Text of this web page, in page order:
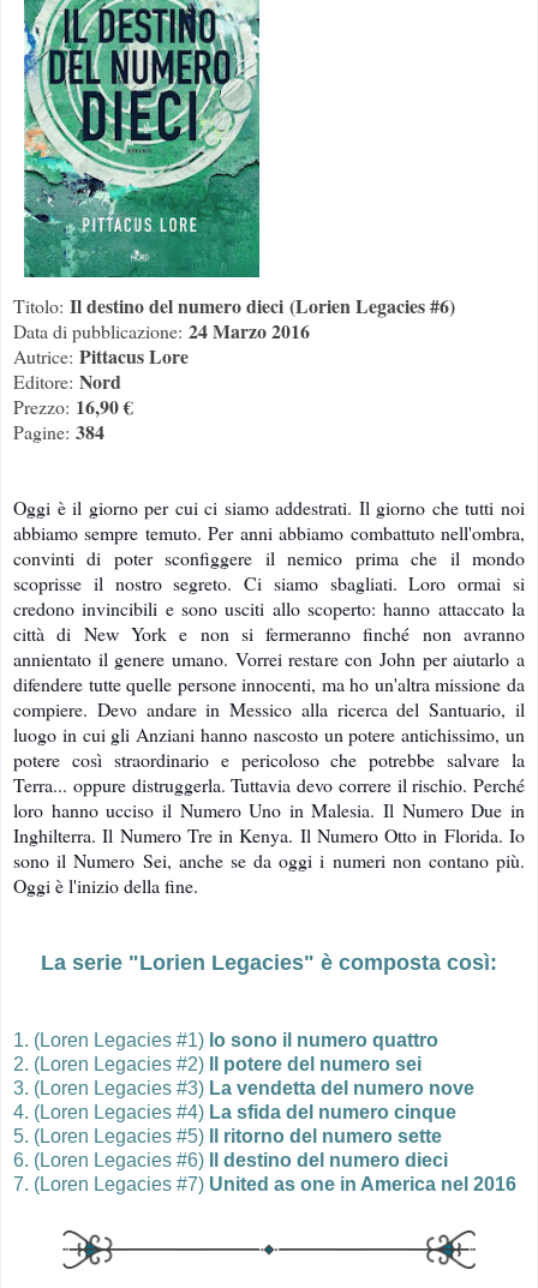
Titolo: Il destino del numero dieci (Lorien Legacies #6)
Data di pubblicazione: 24 Marzo 2016
Autrice: Pittacus Lore
Editore: Nord
Prezzo: 16,90 €
Pagine: 384
Oggi è il giorno per cui ci siamo addestrati. Il giorno che tutti noi
abbiamo sempre temuto. Per anni abbiamo combattuto nell'ombra,
convinti di poter sconfiggere il nemico prima che il mondo
scoprisse il nostro segreto. Ci siamo sbagliati. Loro ormai si
credono invincibili e sono usciti allo scoperto: hanno attaccato la
città di New York e non si fermeranno finché non avranno
annientato il genere umano. Vorrei restare con John per aiutarlo a
difendere tutte quelle persone innocenti, ma ho un'altra missione da
compiere. Devo andare in Messico alla ricerca del Santuario, il
luogo in cui gli Anziani hanno nascosto un potere antichissimo, un
potere così straordinario e pericoloso che potrebbe salvare la
Terra... oppure distruggerla. Tuttavia devo correre il rischio. Perché
loro hanno ucciso il Numero Uno in Malesia. Il Numero Due in
Inghilterra. Il Numero Tre in Kenya. Il Numero Otto in Florida. Io
sono il Numero Sei, anche se da oggi i numeri non contano più.
Oggi è l'inizio della fine.
La serie "Lorien Legacies" è composta così:
1. (Loren Legacies #1) Io sono il numero quattro
2. (Loren Legacies #2)
Il potere del numero sei
3. (Loren Legacies #3) La vendetta del numero nove
4. (Loren Legacies #4) La sfida del numero cinque
5. (Loren Legacies #5)
Il ritorno del numero sette
6. (Loren Legacies #6)
Il destino del numero dieci
7. (Loren Legacies #7) United as one in America nel 2016